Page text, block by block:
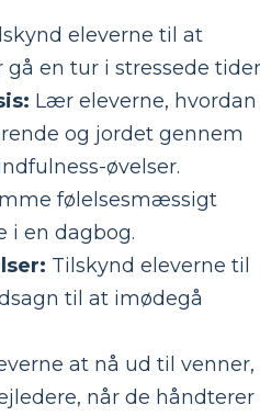
eleverne til at
en tur i stressede
Lær eleverne, hvordan
og jordet gennem
øvelser.
følelsesmæssigt
i en dagbog.
Tilskynd eleverne til
til at imødegå
at nå ud til venner,
når de håndterer